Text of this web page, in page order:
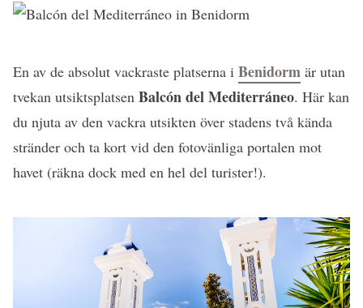
En av de absolut vackraste platserna i Benidorm är utan
tvekan utsiktsplatsen Balcón del Mediterráneo. Här kan
du njuta av den vackra utsikten över stadens två kända
stränder och ta kort vid den fotovänliga portalen mot
havet (räkna dock med en hel del turister!).